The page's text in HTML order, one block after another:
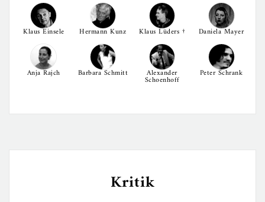
Klaus Einsele Hermann Kunz Klaus Lüders † Daniela Mayer
Anja Rajch Barbara Schmitt Alexander
Schoenhoff
Peter Schrank
Kritik